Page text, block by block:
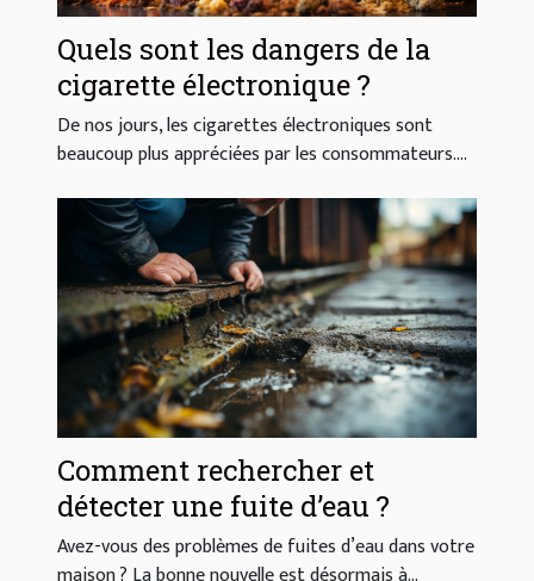
Quels sont les dangers de la
cigarette électronique ?
De nos jours, les cigarettes électroniques sont
beaucoup plus appréciées par les consommateurs....
Comment rechercher et
détecter une fuite d’eau ?
Avez-vous des problèmes de fuites d’eau dans votre